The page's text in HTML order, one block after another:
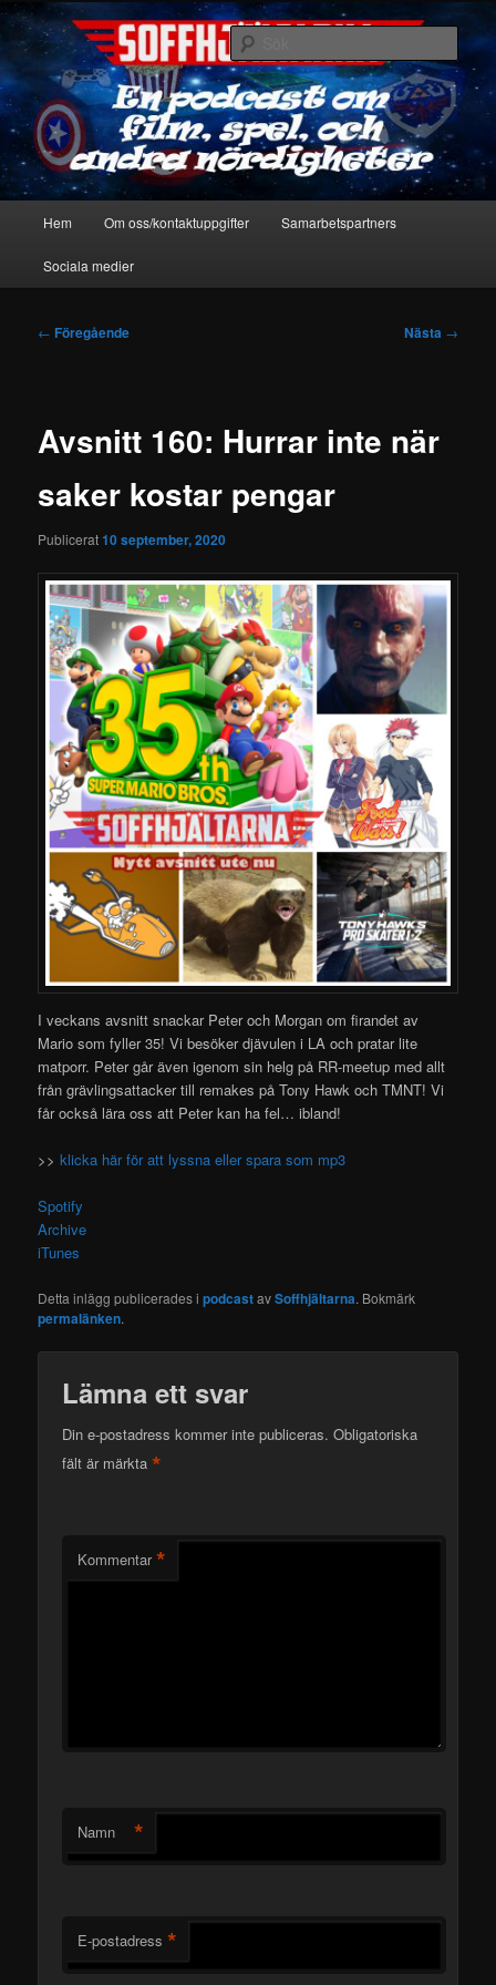
Hoppa
primärt
innehållSoffhjältarna
En podcast om film, spel & andra nördigheter
Sök
Hem Om oss/kontaktuppgifter Samarbetspartners
Sociala medier
Inläggsnavigering
← Föregående Nästa →
Avsnitt 160: Hurrar inte när
saker kostar pengar
Publicerat10 september, 2020
I veckans avsnitt snackar Peter och Morgan om firandet av
Mario som fyller 35! Vi besöker djävulen i LA och pratar lite
matporr. Peter går även igenom sin helg på RR-meetup med allt
från grävlingsattacker till remakes på Tony Hawk och TMNT! Vi
får också lära oss att Peter kan ha fel… ibland!
>>klicka här för att lyssna eller spara som mp3
Spotify
Archive
iTunes
Detta inlägg publicerades ipodcastavSoffhjältarna. Bokmärk
permalänken.
Lämna ett svar
Din e-postadress kommer inte publiceras. Obligatoriska
fält är märkta*
Kommentar *
Namn *
E-postadress *